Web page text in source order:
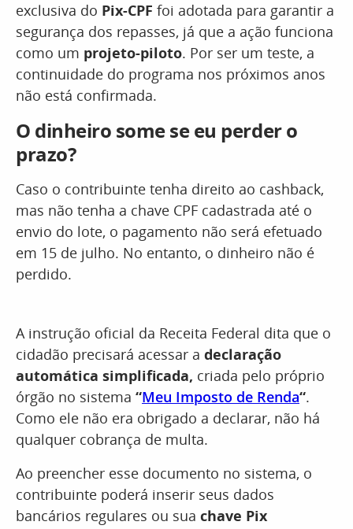
exclusiva do Pix-CPF foi adotada para garantir a
segurança dos repasses, já que a ação funciona
como um projeto-piloto. Por ser um teste, a
continuidade do programa nos próximos anos
não está confirmada.
O dinheiro some se eu perder o
prazo?
Caso o contribuinte tenha direito ao cashback,
mas não tenha a chave CPF cadastrada até o
envio do lote, o pagamento não será efetuado
em 15 de julho. No entanto, o dinheiro não é
perdido.
A instrução oficial da Receita Federal dita que o
cidadão precisará acessar a declaração
automática simplificada, criada pelo próprio
órgão no sistema “Meu Imposto de Renda“.
Como ele não era obrigado a declarar, não há
qualquer cobrança de multa.
Ao preencher esse documento no sistema, o
contribuinte poderá inserir seus dados
bancários regulares ou sua chave Pix